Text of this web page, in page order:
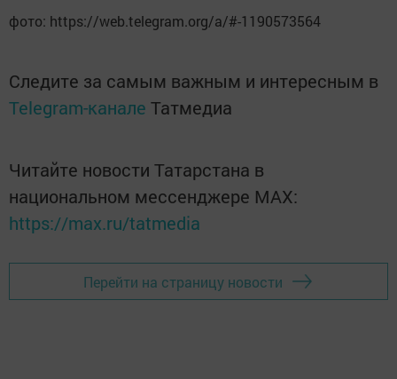
фото: https://web.telegram.org/a/#-1190573564
Следите за самым важным и интересным в
Telegram-канале Татмедиа
Читайте новости Татарстана в
национальном мессенджере MАХ:
https://max.ru/tatmedia
Перейти на страницу новости